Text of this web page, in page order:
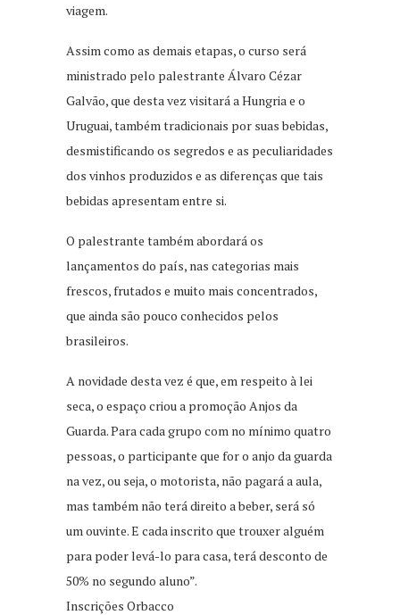
viagem.
Assim como as demais etapas, o curso será
ministrado pelo palestrante Álvaro Cézar
Galvão, que desta vez visitará a Hungria e o
Uruguai, também tradicionais por suas bebidas,
desmistificando os segredos e as peculiaridades
dos vinhos produzidos e as diferenças que tais
bebidas apresentam entre si.
O palestrante também abordará os
lançamentos do país, nas categorias mais
frescos, frutados e muito mais concentrados,
que ainda são pouco conhecidos pelos
brasileiros.
A novidade desta vez é que, em respeito à lei
seca, o espaço criou a promoção Anjos da
Guarda. Para cada grupo com no mínimo quatro
pessoas, o participante que for o anjo da guarda
na vez, ou seja, o motorista, não pagará a aula,
mas também não terá direito a beber, será só
um ouvinte. E cada inscrito que trouxer alguém
para poder levá-lo para casa, terá desconto de
50% no segundo aluno”.
Inscrições Orbacco